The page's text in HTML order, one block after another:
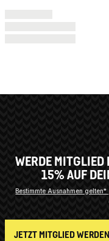
WERDE MITGLIED
15% AUF
Bestimmte Ausnahmen gelten*
JETZT MITGLIED WERDEN